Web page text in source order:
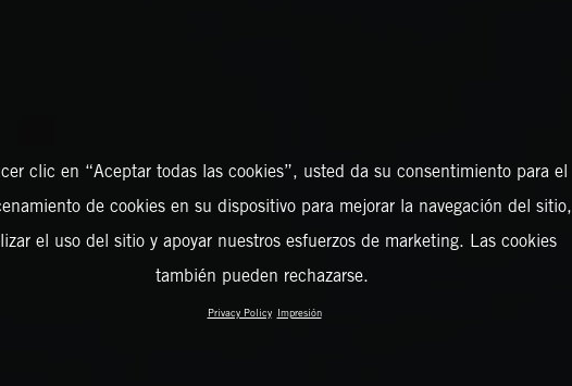
clic en “Aceptar todas las cookies”, usted da su consentimiento para el
de cookies en su dispositivo para mejorar la navegación del sitio,
el uso del sitio y apoyar nuestros esfuerzos de marketing. Las cookies
también pueden rechazarse.
Privacy Policy Impresión